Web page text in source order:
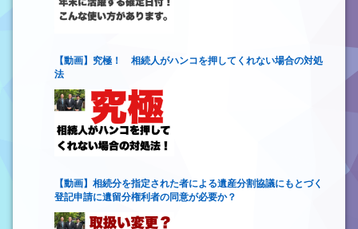
【動画】究極！ 相続人がハンコを押してくれない場合の対処
法
【動画】相続分を指定された者による遺産分割協議にもとづく
登記申請に遺留分権利者の同意が必要か？